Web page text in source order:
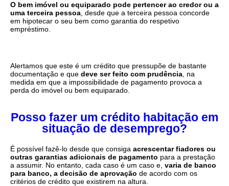
O bem imóvel ou equiparado pode pertencer ao credor ou a
uma terceira pessoa , desde que a terceira pessoa concorde
em hipotecar o seu bem como garantia do respetivo
empréstimo.
Alertamos que este é um crédito que pressupõe de bastante
documentação e que deve ser feito com prudência , na
medida em que a impossibilidade de pagamento provoca a
perda do imóvel ou bem equiparado.
Posso fazer um crédito habitação em
situação de desemprego?
É possível fazê-lo desde que consiga acrescentar fiadores ou
outras garantias adicionais de pagamento para a prestação
a assumir. No entanto, cada caso é um caso e, varia de banco
para banco, a decisão de aprovação de acordo com os
critérios de crédito que existirem na altura.